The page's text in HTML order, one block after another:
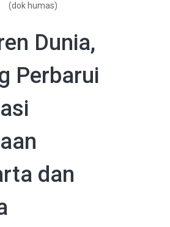
(dok humas)
Dunia,
Perbarui
dan